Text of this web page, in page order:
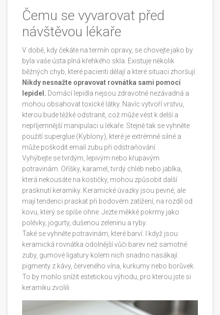
Čemu se vyvarovat před
návštěvou lékaře
V době, kdy čekáte na termín opravy, se chovejte jako by
byla vaše ústa plná křehkého skla. Existuje několik
běžných chyb, které pacienti dělají a které situaci zhoršují.
Nikdy nesnažte opravovat rovnátka sami pomocí
lepidel. Domácí lepidla nejsou zdravotně nezávadná a
mohou obsahovat toxické látky. Navíc vytvoří vrstvu,
kterou bude těžké odstranit, což může vést k delší a
nepříjemnější manipulaci u lékaře. Stejně tak se vyhněte
použití superglue (Kyblony), které je extrémně silné a
může poškodit email zubu při odstraňování.
Vyhýbejte se tvrdým, lepivým nebo křupavým
potravinám. Oříšky, karamel, tvrdý chléb nebo jablka,
která nekousáte na kostičky, mohou způsobit další
prasknutí keramiky. Keramické úvazky jsou pevné, ale
mají tendenci praskat při bodovém zatížení, na rozdíl od
kovu, který se spíše ohne. Jezte měkké pokrmy jako
polévky, jogurty, dušenou zeleninu a ryby.
Také se vyhněte potravinám, které barví. I když jsou
keramická rovnátka odolnější vůči barev než samotné
zuby, gumové ligatury kolem nich snadno nasákají
pigmenty z kávy, červeného vína, kurkumy nebo borůvek.
To by mohlo snížit estetickou výhodu, pro kterou jste si
keramiku zvolili.